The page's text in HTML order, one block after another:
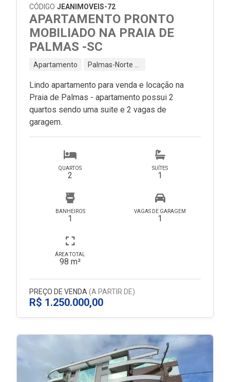
CÓDIGO JEANIMOVEIS-72
APARTAMENTO PRONTO
MOBILIADO NA PRAIA DE
PALMAS -SC
Apartamento
Lindo apartamento para venda e locação na
Praia de Palmas - apartamento possui 2
quartos sendo uma suite e 2 vagas de
garagem.
QUARTOS
2
SUÍTES
1
BANHEIROS
1
VAGAS DE GARAGEM
1
ÁREA TOTAL
98 m²
PREÇO DE VENDA(A PARTIR DE)
R$ 1.250.000,00